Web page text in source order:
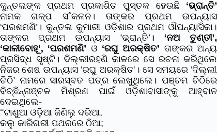
କୁନ୍ତଳାଙ୍କ ପ୍ରଥମ ପ୍ରକାଶିତ ପୁସ୍ତକ ହେଉଛି ‘ଭ୍ରାନ୍ତି’
ନାମକ ଗଳ୍ପ ସ˚କଳନ। ତାଙ୍କର ପ୍ରଥମ ଉପନ୍ୟାସ
‘ପରଶମଣି’। କୁନ୍ତଳା କୁମାରୀ ଓଡ଼ିଶାର ପ୍ରଥମ ଔପନ୍ୟାସିକା।
ତାଙ୍କର ପ୍ରଥମ ଉପନ୍ୟାସ ‘ଭ୍ରାନ୍ତି’। ‘ନଅ ତୁଣ୍ତୀ’,
‘କାଳୀବୋହୂ’, ‘ପରଶମଣି’ ଓ‘ରଘୁ ଅରକ୍ଷିତ’ ତାଙ୍କର ଅନ୍ୟ
ପ୍ରସିଦ୍ଧ ସୃଷ୍ଟି। ଦିଲ୍ଲୀରହଣି କାଳରେ ସେ ରଚନା କରିଥିଲେ
ନିଜର ଶେଷ ଉପନ୍ୟାସ ‘ରଘୁ ଅରକ୍ଷିତ’। ସେ ସମୟରେ ‘ଦିଲ୍ଲୀ
ଚିଠି’ ନାମରେ ସାରସ୍ବତ ପତ୍ର ଲେଖୁଥିଲେ। ପଞ୍ଚମ ଚିଠିରେ
ବିଚ୍ଛିନ୍ନାଞ୍ଚଳ ମିଶ୍ରଣ ପାଇଁ ଓଡ଼ିଶାବାସୀଙ୍କୁ ଆହ୍ବାନ
ଦେଇଥିଲେ-
‘‘ଟାଣୁଆ ଓଡ଼ିଆ ଜିଣିଲୁ ଦରିଆ,
କଲୁ କାରିଗରୀ ପଥରରେ ଠିଆ;